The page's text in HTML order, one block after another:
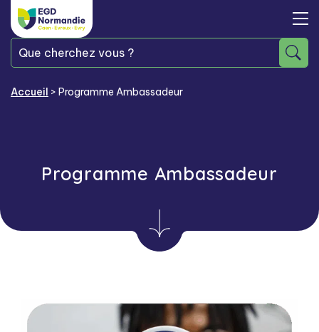
Accueil > Programme Ambassadeur
Programme Ambassadeur